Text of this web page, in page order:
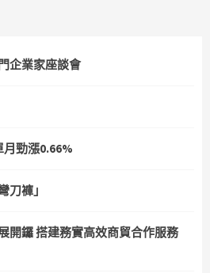
企業家座談會
月勁漲0.66%
刀褲」
開鑼 搭建務實高效商貿合作服務